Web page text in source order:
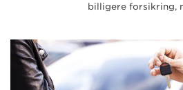
billigere forsikring,